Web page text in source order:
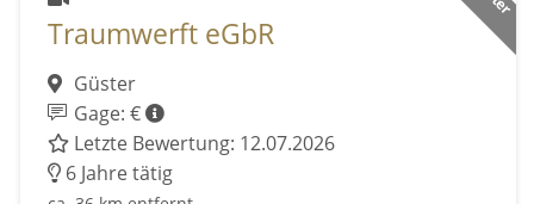
Traumwerft eGbR
Güster
Gage: €
Letzte Bewertung: 12.07.2026
6 Jahre tätig